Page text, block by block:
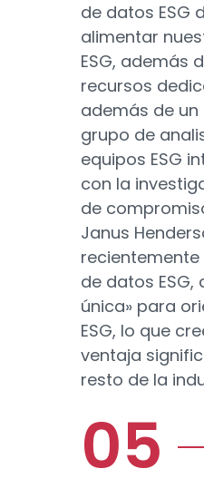
de datos ESG
alimentar
ESG, además
recursos
además de
grupo de
equipos ESG
con la
de
Janus
de datos ESG,
única» para
ESG, lo que
ventaja
resto de la